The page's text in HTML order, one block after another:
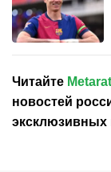
Читайте
новостей
эксклюзивных